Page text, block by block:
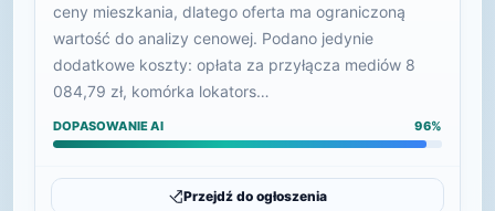
ceny mieszkania, dlatego oferta ma ograniczoną
wartość do analizy cenowej. Podano jedynie
dodatkowe koszty: opłata za przyłącza mediów 8
084,79 zł, komórka lokators…
DOPASOWANIE AI 96%
Przejdź do ogłoszenia